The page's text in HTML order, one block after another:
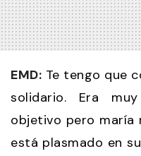
EMD: Te tengo que
solidario. Era
objetivo pero maría
está plasmado en